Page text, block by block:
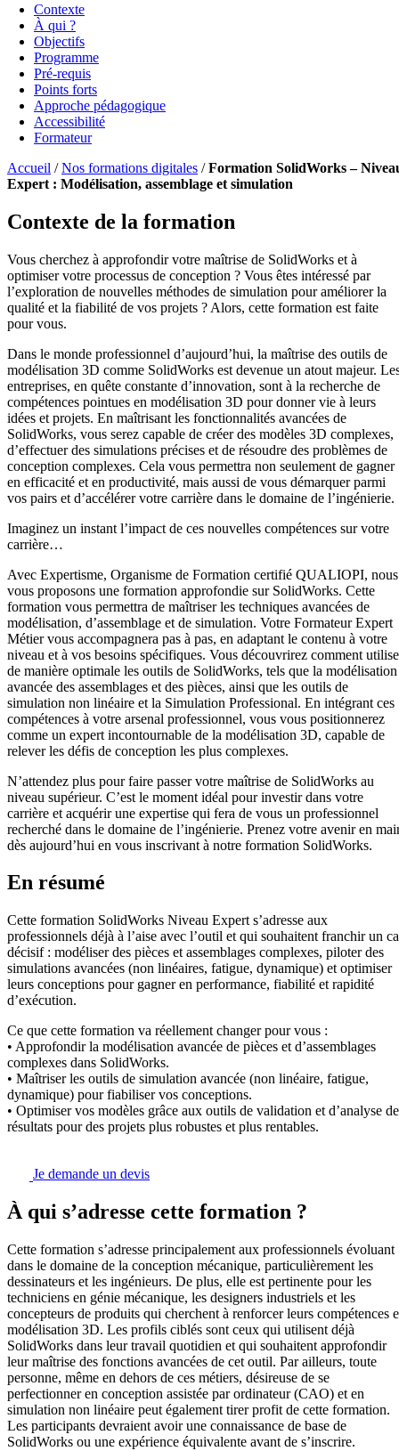
Contexte
À qui ?
Objectifs
Programme
Pré-requis
Points forts
Approche pédagogique
Accessibilité
Formateur
Accueil /Nos formations digitales /Formation SolidWorks –
Expert : Modélisation, assemblage et simulation
Contexte de la formation
Vous cherchez à approfondir votre maîtrise de SolidWorks et à
optimiser votre processus de conception ? Vous êtes intéressé par
l’exploration de nouvelles méthodes de simulation pour améliorer la
qualité et la fiabilité de vos projets ? Alors, cette formation est faite
pour vous.
Dans le monde professionnel d’aujourd’hui, la maîtrise des outils de
modélisation 3D comme SolidWorks est devenue un atout majeur.
entreprises, en quête constante d’innovation, sont à la recherche de
compétences pointues en modélisation 3D pour donner vie à leurs
idées et projets. En maîtrisant les fonctionnalités avancées de
SolidWorks, vous serez capable de créer des modèles 3D complexes,
d’effectuer des simulations précises et de résoudre des problèmes de
conception complexes. Cela vous permettra non seulement de gagner
en efficacité et en productivité, mais aussi de vous démarquer parmi
vos pairs et d’accélérer votre carrière dans le domaine de l’ingénierie.
Imaginez un instant l’impact de ces nouvelles compétences sur votre
carrière…
Avec Expertisme, Organisme de Formation certifié QUALIOPI, nous
vous proposons une formation approfondie sur SolidWorks. Cette
formation vous permettra de maîtriser les techniques avancées de
modélisation, d’assemblage et de simulation. Votre Formateur Expert
Métier vous accompagnera pas à pas, en adaptant le contenu à votre
niveau et à vos besoins spécifiques. Vous découvrirez comment
de manière optimale les outils de SolidWorks, tels que la modélisation
avancée des assemblages et des pièces, ainsi que les outils de
simulation non linéaire et la Simulation Professional. En intégrant ces
compétences à votre arsenal professionnel, vous vous positionnerez
comme un expert incontournable de la modélisation 3D, capable de
relever les défis de conception les plus complexes.
N’attendez plus pour faire passer votre maîtrise de SolidWorks au
niveau supérieur. C’est le moment idéal pour investir dans votre
carrière et acquérir une expertise qui fera de vous un professionnel
recherché dans le domaine de l’ingénierie. Prenez votre avenir en
dès aujourd’hui en vous inscrivant à notre formation SolidWorks.
En résumé
Cette formation SolidWorks Niveau Expert s’adresse aux
professionnels déjà à l’aise avec l’outil et qui souhaitent franchir un
décisif : modéliser des pièces et assemblages complexes, piloter des
simulations avancées (non linéaires, fatigue, dynamique) et optimiser
leurs conceptions pour gagner en performance, fiabilité et rapidité
d’exécution.
Ce que cette formation va réellement changer pour vous :
• Approfondir la modélisation avancée de pièces et d’assemblages
complexes dans SolidWorks.
• Maîtriser les outils de simulation avancée (non linéaire, fatigue,
dynamique) pour fiabiliser vos conceptions.
• Optimiser vos modèles grâce aux outils de validation et d’analyse de
résultats pour des projets plus robustes et plus rentables.
Je demande un devis
À qui s’adresse cette formation ?
Cette formation s’adresse principalement aux professionnels évoluant
dans le domaine de la conception mécanique, particulièrement les
dessinateurs et les ingénieurs. De plus, elle est pertinente pour les
techniciens en génie mécanique, les designers industriels et les
concepteurs de produits qui cherchent à renforcer leurs compétences
modélisation 3D. Les profils ciblés sont ceux qui utilisent déjà
SolidWorks dans leur travail quotidien et qui souhaitent approfondir
leur maîtrise des fonctions avancées de cet outil. Par ailleurs, toute
personne, même en dehors de ces métiers, désireuse de se
perfectionner en conception assistée par ordinateur (CAO) et en
simulation non linéaire peut également tirer profit de cette formation.
Les participants devraient avoir une connaissance de base de
SolidWorks ou une expérience équivalente avant de s’inscrire.